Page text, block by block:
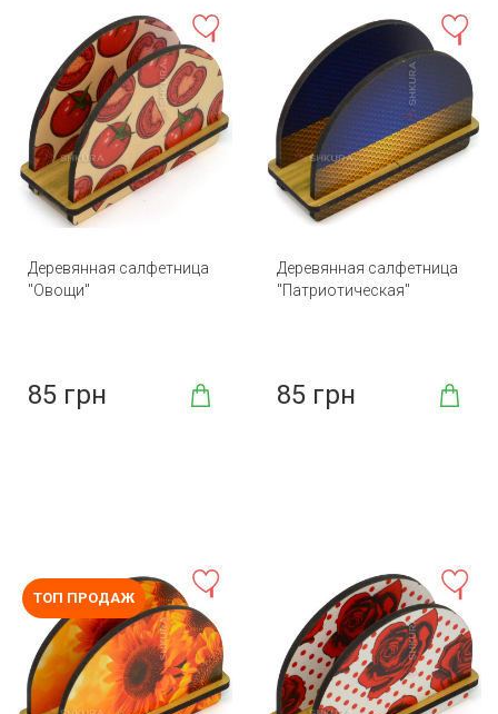
Деревянная салфетница
"Овощи"
85 грн
Деревянная салфетница
"Патриотическая"
85 грн
ТОП ПРОДАЖ